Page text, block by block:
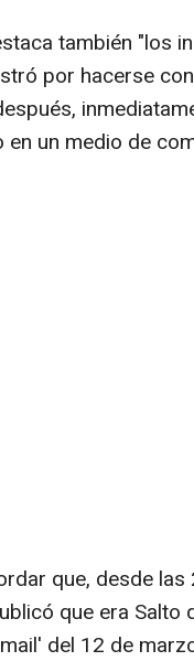
también "los
por hacerse
en un medio de
que, desde
que era Salto
del 12 de